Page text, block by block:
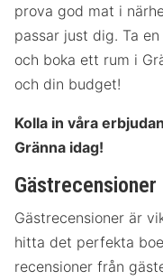
prova god mat i
passar just dig. Ta
och boka ett rum i
och din budget!
Kolla in våra
Gränna idag!
Gästrecensioner
Gästrecensioner är
hitta det perfekta
recensioner från